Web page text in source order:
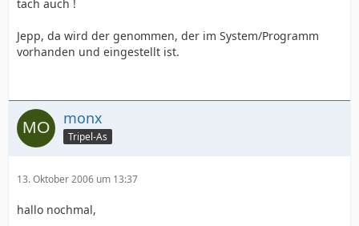
tach auch !
Jepp, da wird der genommen, der im System/Programm
vorhanden und eingestellt ist.
monx
Tripel-As
13. Oktober 2006 um 13:37
hallo nochmal,